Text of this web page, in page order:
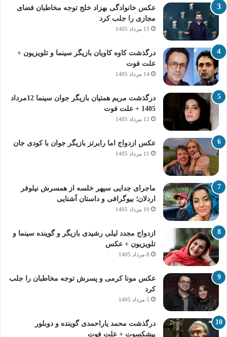
عکس خانوادگی بهزاد خلج توجه مخاطبان فضای
مجازی را جلب کرد
15 مرداد 1405
درگذشت کاوه کاویان بازیگر سینما و تلویزیون +
علت فوت
14 مرداد 1405
درگذشت مریم همتیان بازیگر جوان سینما 12مرداد
1405 + علت فوت
12 مرداد 1405
عکس ازدواج اما رابرتز بازیگر جوان با کودی جان
11 مرداد 1405
ماجرای جدایی سپهر خلسه از همسرش نیلوفر
اردلان؛ بیوگرافی و داستان آشنایی
10 مرداد 1405
ازدواج مجدد لیلی رشیدی بازیگر و گوینده سینما و
تلویزیون + عکس
8 مرداد 1405
عکس مونا کرمی و پسرش توجه مخاطبان را جلب
کرد
5 مرداد 1405
درگذشت محمد یاراحمدی گوینده و دوبلور
پیشکسوت + علت فوت